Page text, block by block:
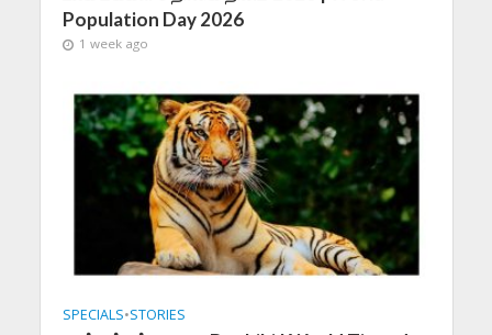
Population Day 2026
1 week ago
SPECIALS•STORIES